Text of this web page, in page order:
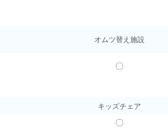
オムツ替え施設
〇
キッズチェア
〇